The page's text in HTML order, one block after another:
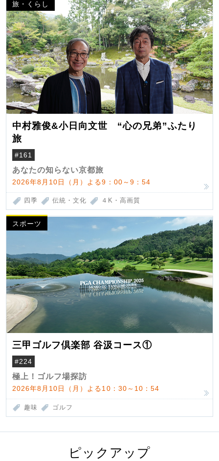
旅・くらし
中村雅俊&小日向文世 “心の兄弟”ふたり
旅
#161
あなたの知らない京都旅
2026年8月10日（月）よる9：00～9：54
四季 伝統・文化 ４K・高画質
スポーツ
三甲ゴルフ倶楽部 谷汲コース①
#224
極上！ゴルフ場探訪
2026年8月10日（月）よる10：30～10：54
趣味 ゴルフ
ピックアップ